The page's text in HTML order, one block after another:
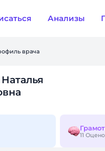
Анализы
врача
11